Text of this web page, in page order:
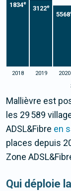
1834e
3122e
5568
2018 2019 2020
Mallièvre est
les 29 589
ADSL&Fibre en
places depuis
Zone
Qui déploie